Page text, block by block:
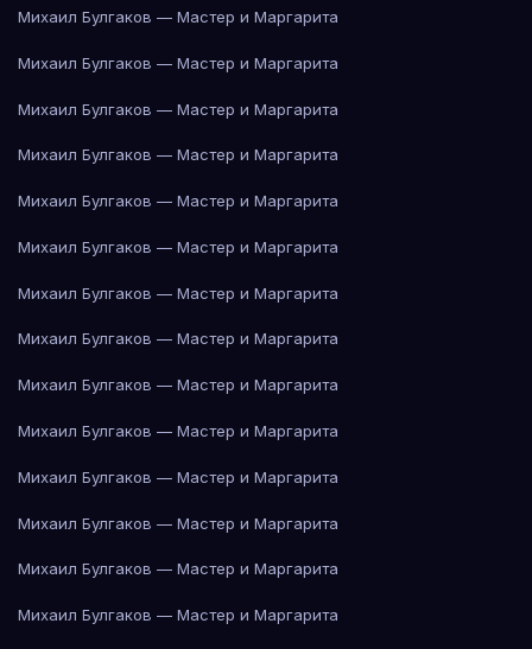
Михаил Булгаков — Мастер и Маргарита
Михаил Булгаков — Мастер и Маргарита
Михаил Булгаков — Мастер и Маргарита
Михаил Булгаков — Мастер и Маргарита
Михаил Булгаков — Мастер и Маргарита
Михаил Булгаков — Мастер и Маргарита
Михаил Булгаков — Мастер и Маргарита
Михаил Булгаков — Мастер и Маргарита
Михаил Булгаков — Мастер и Маргарита
Михаил Булгаков — Мастер и Маргарита
Михаил Булгаков — Мастер и Маргарита
Михаил Булгаков — Мастер и Маргарита
Михаил Булгаков — Мастер и Маргарита
Михаил Булгаков — Мастер и Маргарита